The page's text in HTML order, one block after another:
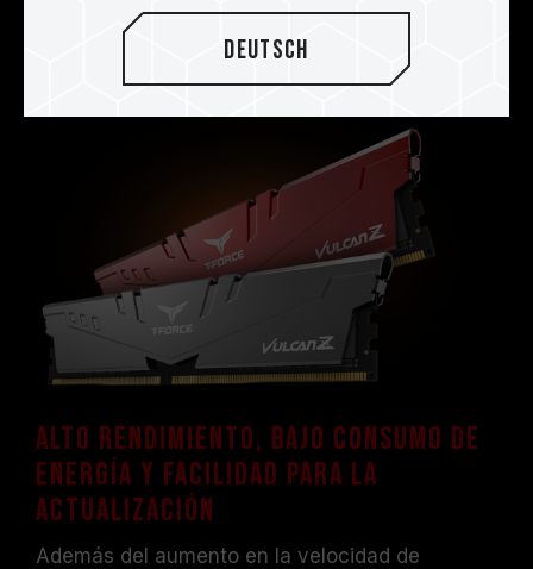
compatibilidad, calidad y estabilidad.
Alto rendimiento, bajo consumo de
energía y facilidad para la
actualización
Además del aumento en la velocidad de
Deutsch